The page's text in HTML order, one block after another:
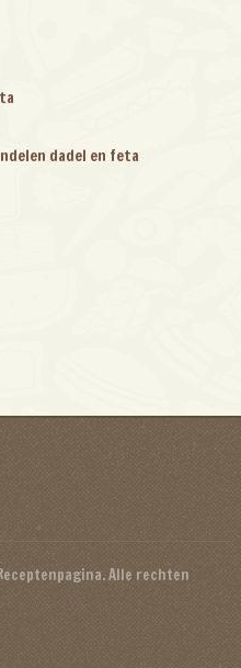
dadel en feta
Alle rechten